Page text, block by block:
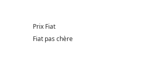
Prix Fiat
Fiat pas chère